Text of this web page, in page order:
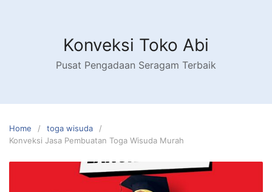
Konveksi Toko Abi
Pusat Pengadaan Seragam Terbaik
Home
toga wisuda
Konveksi Jasa Pembuatan Toga Wisuda Murah